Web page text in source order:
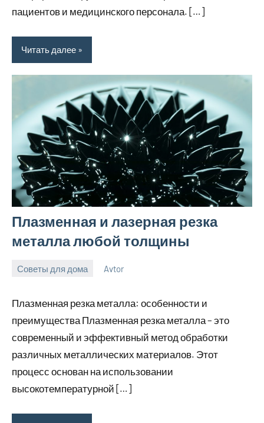
пациентов и медицинского персонала. […]
Читать далее
Плазменная и лазерная резка
металла любой толщины
Советы для дома
2026
Avtor
Плазменная резка металла: особенности и
преимущества Плазменная резка металла – это
современный и эффективный метод обработки
различных металлических материалов. Этот
процесс основан на использовании
высокотемпературной […]